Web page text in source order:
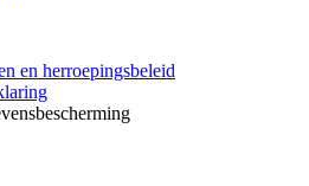
en herroepingsbeleid